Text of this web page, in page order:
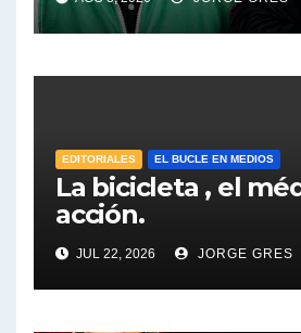
las palabras, te
en el Bucle 10:30
EDITORIALES EL BUCLE EN MEDIOS
La bicicleta , el
acción.
JUL 22, 2026 JORGE GRES